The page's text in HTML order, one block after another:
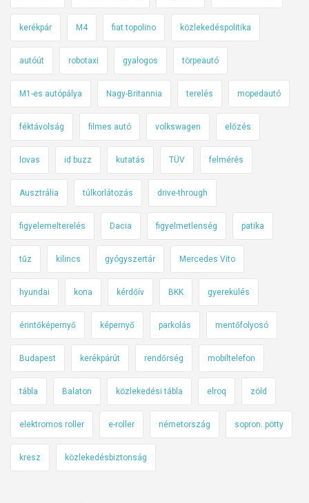
kerékpár M4 fiat topolino közlekedéspolitika
autóút robotaxi gyalogos törpeautó
M1-es autópálya Nagy-Britannia terelés mopedautó
féktávolság filmes autó volkswagen előzés
lovas id buzz kutatás TÜV felmérés
Ausztrália túlkorlátozás drive-through
figyelemelterelés Dacia figyelmetlenség patika
tűz kilincs gyógyszertár Mercedes Vito
hyundai kona kérdőív BKK gyerekülés
érintőképernyő képernyő parkolás mentőfolyosó
Budapest kerékpárút rendőrség mobiltelefon
tábla Balaton közlekedési tábla elroq zöld
elektromos roller e-roller németország sopron. pötty
kresz közlekedésbiztonság